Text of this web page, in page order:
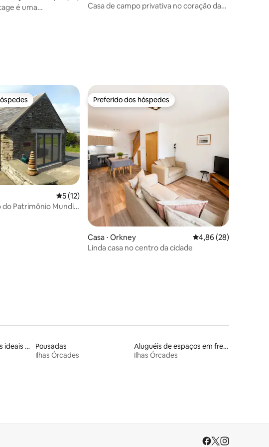
63 avaliações
é uma
Casa de campo privativa no coração da
5, 85 avaliações
preferidos dos hóspedes
5 de uma avaliação média de 5, 12 avaliações
5 (12)
do Patrimônio Mundial
Preferido dos hóspedes
Preferido dos hóspedes
Casa ⋅ Orkney 4,86 de uma
4,86 (28)
Linda casa no centro da cidade
Aluguéis de espaços ideais para famílias
Pousadas
Ilhas Órcades
Aluguéis de espaços em frente à praia
Ilhas Órcades